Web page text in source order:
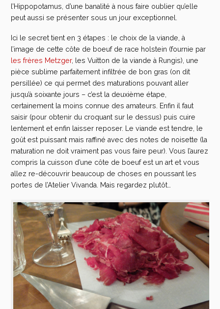
l’Hippopotamus, d’une banalité à nous faire oublier qu’elle
peut aussi se présenter sous un jour exceptionnel.
Ici le secret tient en 3 étapes : le choix de la viande, à
l’image de cette côte de boeuf de race holstein (fournie par
les frères Metzger, les Vuitton de la viande à Rungis), une
pièce sublime parfaitement infiltrée de bon gras (on dit
persillée) ce qui permet des maturations pouvant aller
jusqu’à soixante jours – c’est la deuxième étape,
certainement la moins connue des amateurs. Enfin il faut
saisir (pour obtenir du croquant sur le dessus) puis cuire
lentement et enfin laisser reposer. Le viande est tendre, le
goût est puissant mais raffiné avec des notes de noisette (la
maturation ne doit vraiment pas vous faire peur). Vous l’aurez
compris la cuisson d’une côte de boeuf est un art et vous
allez re-découvrir beaucoup de choses en poussant les
portes de l’Atelier Vivanda. Mais regardez plutôt…